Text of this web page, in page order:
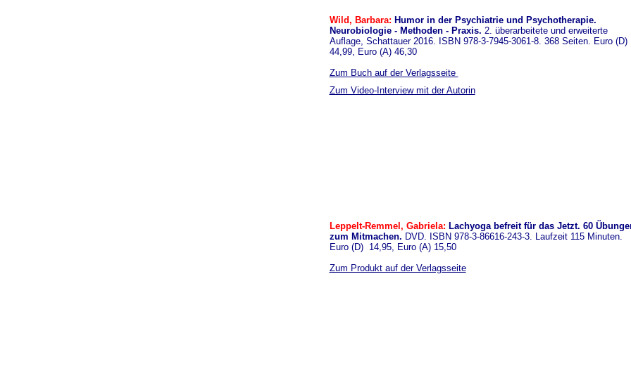
Wild, Barbara: Humor in der Psychiatrie und Psychotherapie.
Neurobiologie - Methoden - Praxis. 2. überarbeitete und erweiterte
Auflage, Schattauer 2016. ISBN 978-3-7945-3061-8. 368 Seiten. Euro (D)
44,99, Euro (A) 46,30
Zum Buch auf der Verlagsseite
Zum Video-Interview mit der Autorin
Leppelt-Remmel, Gabriela: Lachyoga befreit für das Jetzt. 60
zum Mitmachen. DVD. ISBN 978-3-86616-243-3. Laufzeit 115 Minuten.
Euro (D) 14,95, Euro (A) 15,50
Zum Produkt auf der Verlagsseite